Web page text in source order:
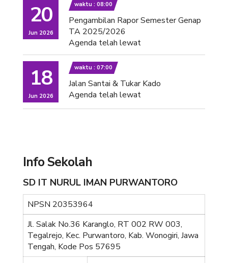
20
Jun 2026
waktu : 08:00
Pengambilan Rapor Semester Genap
TA 2025/2026
Agenda telah lewat
18
Jun 2026
waktu : 07:00
Jalan Santai & Tukar Kado
Agenda telah lewat
Info Sekolah
SD IT NURUL IMAN PURWANTORO
NPSN 20353964
Jl. Salak No.36 Karanglo, RT 002 RW 003,
Tegalrejo, Kec. Purwantoro, Kab. Wonogiri, Jawa
Tengah, Kode Pos 57695